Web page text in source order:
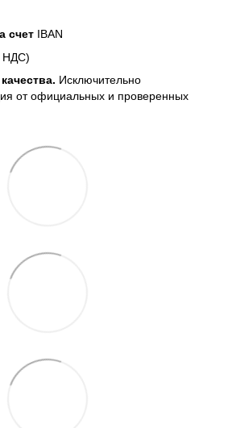
счет IBAN
НДС)
Исключительно
от официальных и проверенных